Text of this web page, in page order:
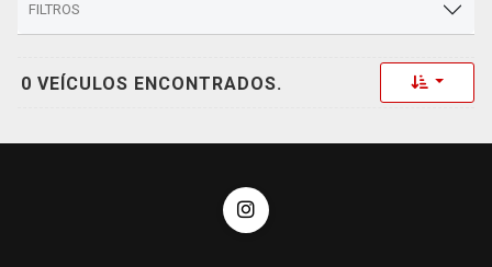
FILTROS
0 VEÍCULOS ENCONTRADOS. Toggle